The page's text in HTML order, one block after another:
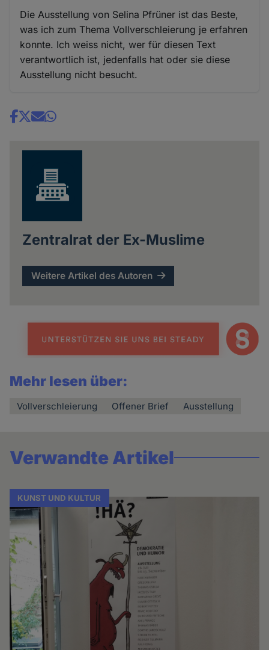
Die Ausstellung von Selina Pfrüner ist das Beste,
was ich zum Thema Vollverschleierung je erfahren
konnte. Ich weiss nicht, wer für diesen Text
verantwortlich ist, jedenfalls hat oder sie diese
Ausstellung nicht besucht.
Share
Zentralrat der Ex-Muslime
Weitere Artikel des Autoren
Mehr lesen über:
Vollverschleierung Offener Brief Ausstellung
Verwandte Artikel
KUNST UND KULTUR